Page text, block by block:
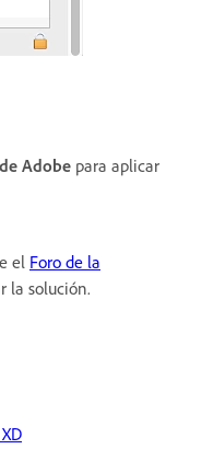
Adobe para aplicar
el Foro de la
la solución.